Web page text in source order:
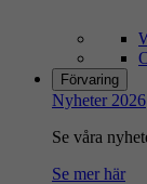
Förvaring
Nyheter 2026
Se våra
Se mer här